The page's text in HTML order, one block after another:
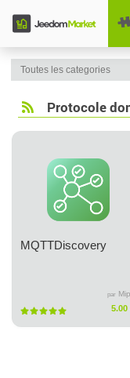
Protocole
MQTTDiscovery
par
5.00